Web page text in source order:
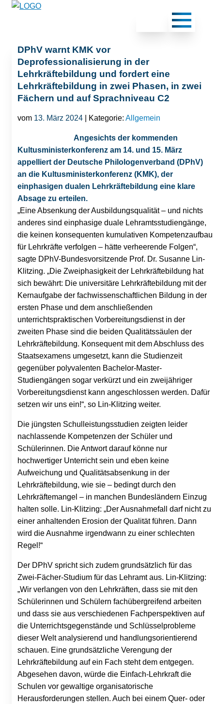
DPhV warnt KMK vor
Deprofessionalisierung in der
Lehrkräftebildung und fordert eine
Lehrkräftebildung in zwei Phasen, in zwei
Fächern und auf Sprachniveau C2
vom 13. März 2024 | Kategorie: Allgemein
Angesichts der kommenden
Kultusministerkonferenz am 14. und 15. März
appelliert der Deutsche Philologenverband (DPhV)
an die Kultusministerkonferenz (KMK), der
einphasigen dualen Lehrkräftebildung eine klare
Absage zu erteilen.
„Eine Absenkung der Ausbildungsqualität – und nichts
anderes sind einphasige duale Lehramtsstudiengänge,
die keinen konsequenten kumulativen Kompetenzaufbau
für Lehrkräfte verfolgen – hätte verheerende Folgen“,
sagte DPhV-Bundesvorsitzende Prof. Dr. Susanne Lin-
Klitzing. „Die Zweiphasigkeit der Lehrkräftebildung hat
sich bewährt: Die universitäre Lehrkräftebildung mit der
Kernaufgabe der fachwissenschaftlichen Bildung in der
ersten Phase und dem anschließenden
unterrichtspraktischen Vorbereitungsdienst in der
zweiten Phase sind die beiden Qualitätssäulen der
Lehrkräftebildung. Konsequent mit dem Abschluss des
Staatsexamens umgesetzt, kann die Studienzeit
gegenüber polyvalenten Bachelor-Master-
Studiengängen sogar verkürzt und ein zweijähriger
Vorbereitungsdienst kann angeschlossen werden. Dafür
setzen wir uns ein!“, so Lin-Klitzing weiter.
Die jüngsten Schulleistungsstudien zeigten leider
nachlassende Kompetenzen der Schüler und
Schülerinnen. Die Antwort darauf könne nur
hochwertiger Unterricht sein und eben keine
Aufweichung und Qualitätsabsenkung in der
Lehrkräftebildung, wie sie – bedingt durch den
Lehrkräftemangel – in manchen Bundesländern Einzug
halten solle. Lin-Klitzing: „Der Ausnahmefall darf nicht zu
einer anhaltenden Erosion der Qualität führen. Dann
wird die Ausnahme irgendwann zu einer schlechten
Regel!“
Der DPhV spricht sich zudem grundsätzlich für das
Zwei-Fächer-Studium für das Lehramt aus. Lin-Klitzing:
„Wir verlangen von den Lehrkräften, dass sie mit den
Schülerinnen und Schülern fachübergreifend arbeiten
und dass sie aus verschiedenen Fachperspektiven auf
die Unterrichtsgegenstände und Schlüsselprobleme
dieser Welt analysierend und handlungsorientierend
schauen. Eine grundsätzliche Verengung der
Lehrkräftebildung auf ein Fach steht dem entgegen.
Abgesehen davon, würde die Einfach-Lehrkraft die
Schulen vor gewaltige organisatorische
Herausforderungen stellen. Auch bei einem Quer- oder